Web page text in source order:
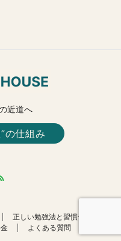
近道へ
の仕組み
正しい勉強法と習慣化
よくある質問